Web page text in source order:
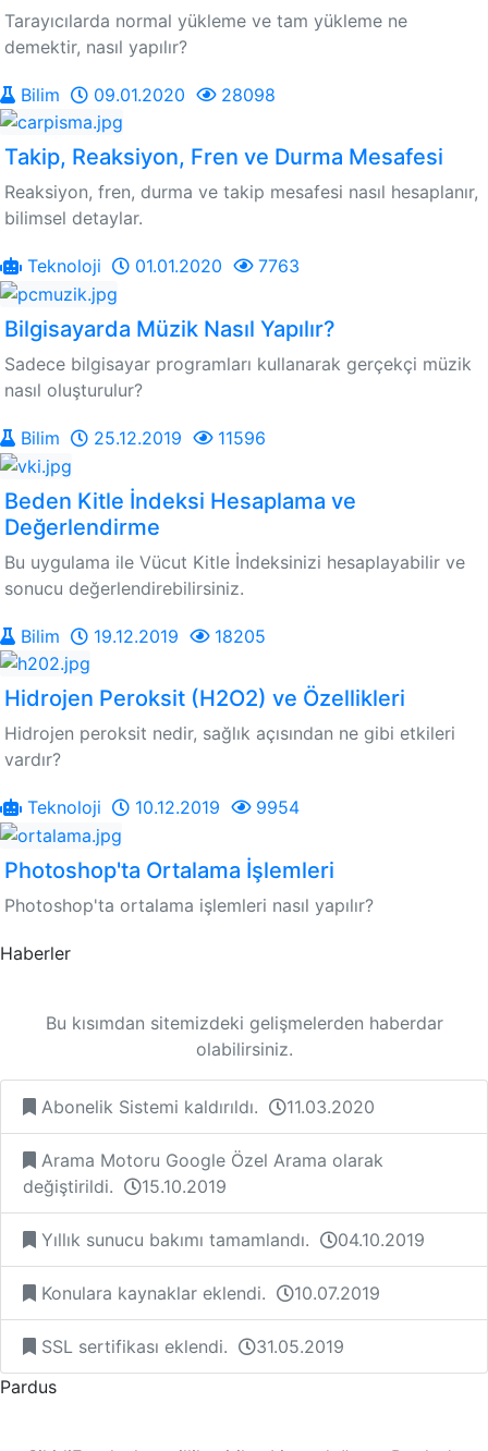
Tarayıcılarda normal yükleme ve tam yükleme ne
demektir, nasıl yapılır?
Bilim 09.01.2020 28098
Takip, Reaksiyon, Fren ve Durma Mesafesi
Reaksiyon, fren, durma ve takip mesafesi nasıl hesaplanır,
bilimsel detaylar.
Teknoloji 01.01.2020 7763
Bilgisayarda Müzik Nasıl Yapılır?
Sadece bilgisayar programları kullanarak gerçekçi müzik
nasıl oluşturulur?
Bilim 25.12.2019 11596
Beden Kitle İndeksi Hesaplama ve
Değerlendirme
Bu uygulama ile Vücut Kitle İndeksinizi hesaplayabilir ve
sonucu değerlendirebilirsiniz.
Bilim 19.12.2019 18205
Hidrojen Peroksit (H2O2) ve Özellikleri
Hidrojen peroksit nedir, sağlık açısından ne gibi etkileri
vardır?
Teknoloji 10.12.2019 9954
Photoshop'ta Ortalama İşlemleri
Photoshop'ta ortalama işlemleri nasıl yapılır?
Haberler
Bu kısımdan sitemizdeki gelişmelerden haberdar
olabilirsiniz.
Abonelik Sistemi kaldırıldı. 11.03.2020
Arama Motoru Google Özel Arama olarak
değiştirildi.
15.10.2019
Yıllık sunucu bakımı tamamlandı. 04.10.2019
Konulara kaynaklar eklendi. 10.07.2019
SSL sertifikası eklendi.
31.05.2019
Pardus